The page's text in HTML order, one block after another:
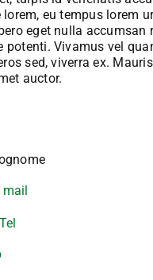
eu tempus lorem
eget nulla accumsan
potenti. Vivamus vel
sed, viverra ex.
auctor.